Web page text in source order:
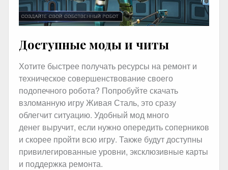
Доступные моды и читы
Хотите быстрее получать ресурсы на ремонт и
техническое совершенствование своего
подопечного робота? Попробуйте скачать
взломанную игру Живая Сталь, это сразу
облегчит ситуацию. Удобный мод много
денег выручит, если нужно опередить соперников
и скорее пройти всю игру. Также будут доступны
привилегированные уровни, эксклюзивные карты
и поддержка ремонта.